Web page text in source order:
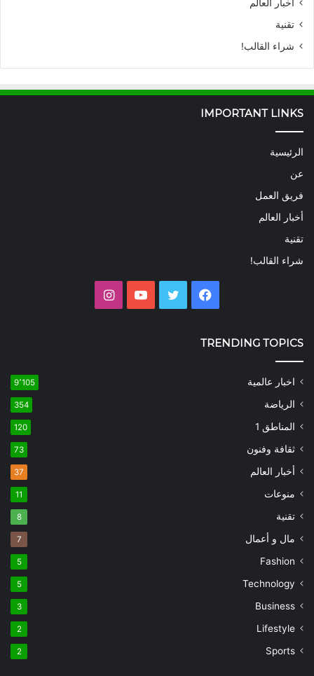
أخبار العالم
تقنية
شراء القالب!
IMPORTANT LINKS
الرئيسية
عن
فريق العمل
أخبار العالم
تقنية
شراء القالب!
فيسبوك تويتر يوتيوب
TRENDING TOPICS
اخبار عالمية 9٬105
الرياضة 354
المناطق 1 120
ثقافة وفنون 73
أخبار العالم 37
منوعات 11
تقنية 8
مال و أعمال 7
Fashion
5
Technology
5
Business
3
Lifestyle
2
Sports
2